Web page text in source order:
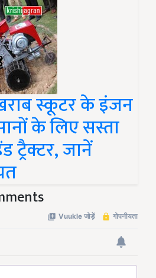
स्कूटर के इंजन
के लिए सस्ता
ट्रैक्टर, जानें